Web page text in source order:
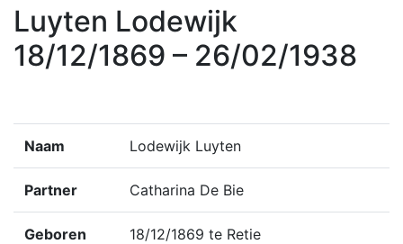
Luyten Lodewijk
18/12/1869 – 26/02/1938
Naam Lodewijk Luyten
Partner Catharina De Bie
Geboren 18/12/1869 te Retie